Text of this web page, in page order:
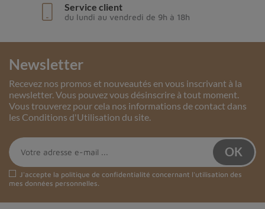
Service client
du lundi au vendredi de 9h à 18h
Newsletter
Recevez nos promos et nouveautés en vous inscrivant à la
newsletter. Vous pouvez vous désinscrire à tout moment.
Vous trouverez pour cela nos informations de contact dans
les Conditions d'Utilisation du site.
J'accepte la politique de confidentialité concernant l'utilisation des
mes données personnelles.